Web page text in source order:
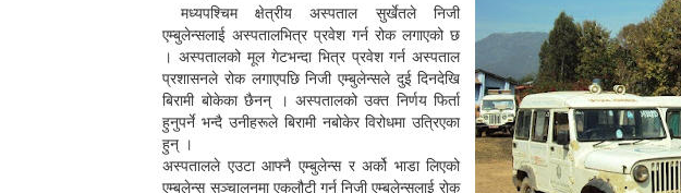
मध्यपश्चिम क्षेत्रीय अस्पताल सुर्खेतले निजी
एम्बुलेन्सलाई अस्पतालभित्र प्रवेश गर्न रोक लगाएको छ
। अस्पतालको मूल गेटभन्दा भित्र प्रवेश गर्न अस्पताल
प्रशासनले रोक लगाएपछि निजी एम्बुलेन्सले दुई दिनदेखि
बिरामी बोकेका छैनन् । अस्पतालको उक्त निर्णय फिर्ता
हुनुपर्ने भन्दै उनीहरूले बिरामी नबोकेर विरोधमा उत्रिएका
हुन् ।
अस्पतालले एउटा आफ्नै एम्बुलेन्स र अर्को भाडा लिएको
एम्बुलेन्स सञ्चालनमा एकलौटी गर्न निजी एम्बुलेन्सलाई रोक